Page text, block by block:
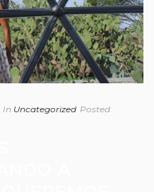
In Uncategorized Posted